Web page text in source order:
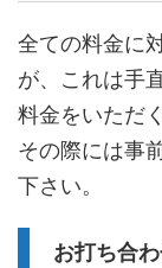
全ての料金に
が、これは手
料金をいただ
その際には事
下さい。
お打ち合